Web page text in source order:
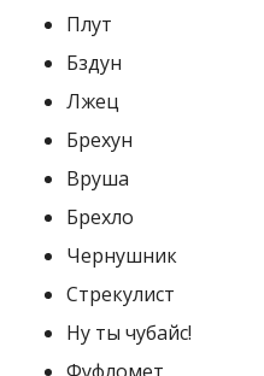
Плут
Бздун
Лжец
Брехун
Вруша
Брехло
Чернушник
Стрекулист
Ну ты чубайс!